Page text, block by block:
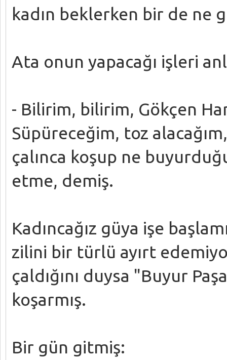
kadın beklerken bir de ne
Ata onun yapacağı işleri
- Bilirim, bilirim, Gökçen
Süpüreceğim, toz
çalınca koşup ne
etme, demiş.
Kadıncağız güya işe
zilini bir türlü ayırt
çaldığını duysa "Buyur
koşarmış.
Bir gün gitmiş: